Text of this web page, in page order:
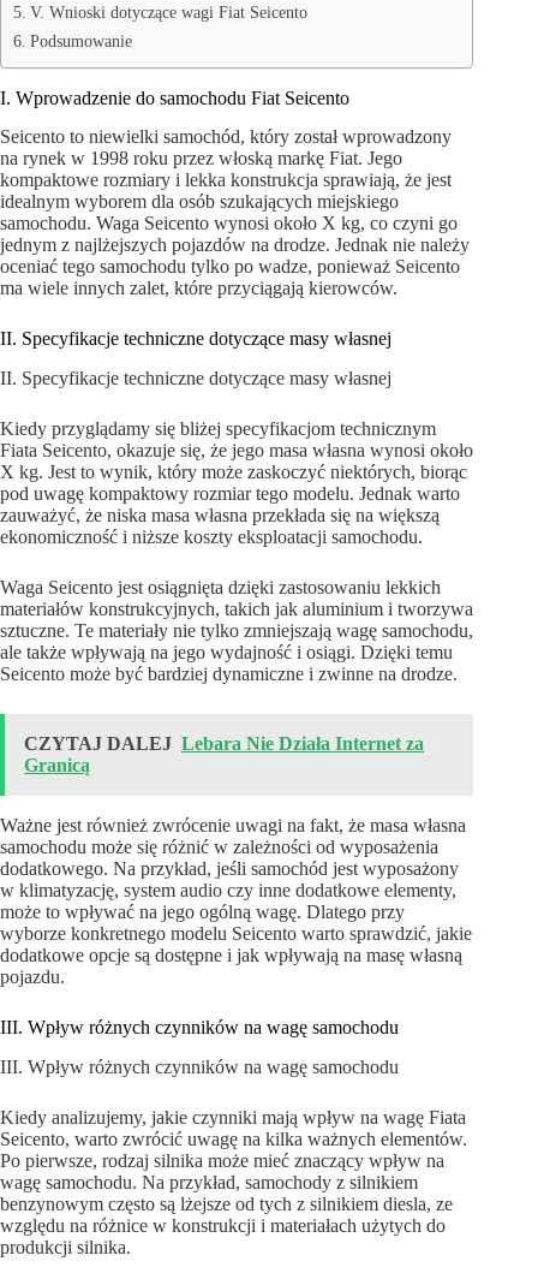
V. Wnioski dotyczące wagi Fiat Seicento
Podsumowanie
I. Wprowadzenie do samochodu Fiat Seicento
Seicento to niewielki samochód, który został wprowadzony
na rynek w 1998 roku przez włoską markę Fiat. Jego
kompaktowe rozmiary i lekka konstrukcja sprawiają, że jest
idealnym wyborem dla osób szukających miejskiego
samochodu. Waga Seicento wynosi około X kg, co czyni go
jednym z najlżejszych pojazdów na drodze. Jednak nie należy
oceniać tego samochodu tylko po wadze, ponieważ Seicento
ma wiele innych zalet, które przyciągają kierowców.
II. Specyfikacje techniczne dotyczące masy własnej
II. Specyfikacje techniczne dotyczące masy własnej
Kiedy przyglądamy się bliżej specyfikacjom technicznym
Fiata Seicento, okazuje się, że jego masa własna wynosi około
X kg. Jest to wynik, który może zaskoczyć niektórych, biorąc
pod uwagę kompaktowy rozmiar tego modelu. Jednak warto
zauważyć, że niska masa własna przekłada się na większą
ekonomiczność i niższe koszty eksploatacji samochodu.
Waga Seicento jest osiągnięta dzięki zastosowaniu lekkich
materiałów konstrukcyjnych, takich jak aluminium i tworzywa
sztuczne. Te materiały nie tylko zmniejszają wagę samochodu,
ale także wpływają na jego wydajność i osiągi. Dzięki temu
Seicento może być bardziej dynamiczne i zwinne na drodze.
CZYTAJ DALEJ Lebara Nie Działa Internet za
Granicą
Ważne jest również zwrócenie uwagi na fakt, że masa własna
samochodu może się różnić w zależności od wyposażenia
dodatkowego. Na przykład, jeśli samochód jest wyposażony
w klimatyzację, system audio czy inne dodatkowe elementy,
może to wpływać na jego ogólną wagę. Dlatego przy
wyborze konkretnego modelu Seicento warto sprawdzić, jakie
dodatkowe opcje są dostępne i jak wpływają na masę własną
pojazdu.
III. Wpływ różnych czynników na wagę samochodu
III. Wpływ różnych czynników na wagę samochodu
Kiedy analizujemy, jakie czynniki mają wpływ na wagę Fiata
Seicento, warto zwrócić uwagę na kilka ważnych elementów.
Po pierwsze, rodzaj silnika może mieć znaczący wpływ na
wagę samochodu. Na przykład, samochody z silnikiem
benzynowym często są lżejsze od tych z silnikiem diesla, ze
względu na różnice w konstrukcji i materiałach użytych do
produkcji silnika.